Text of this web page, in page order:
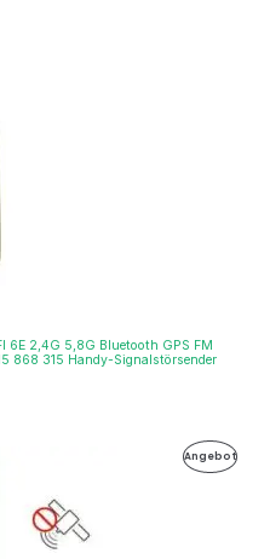
6E 2,4G 5,8G Bluetooth GPS FM
868 315 Handy-Signalstörsender
Angebot